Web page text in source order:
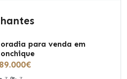
para venda em